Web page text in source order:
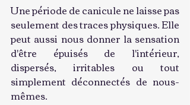
Une période de canicule ne laisse pas
seulement des traces physiques. Elle
peut aussi nous donner la sensation
d'être épuisés de l'intérieur,
dispersés, irritables ou tout
simplement déconnectés de nous-
mêmes.